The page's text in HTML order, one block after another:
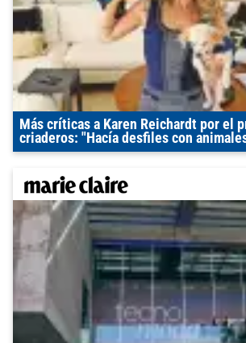
Más críticas a Karen Reichardt por el
criaderos: "Hacía desfiles con